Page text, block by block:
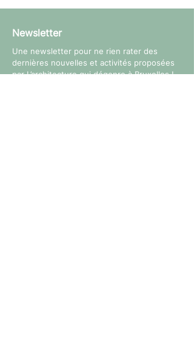
Newsletter
Une newsletter pour ne rien rater des
dernières nouvelles et activités proposées
par L’architecture qui dégenre à Bruxelles !